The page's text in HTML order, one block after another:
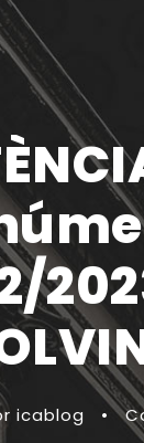
icablog •